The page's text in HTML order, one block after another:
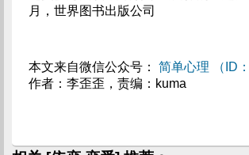
月，世界图书出版公司
本文来自微信公众号： 简单心理 （ID
作者：李歪歪，责编：kuma